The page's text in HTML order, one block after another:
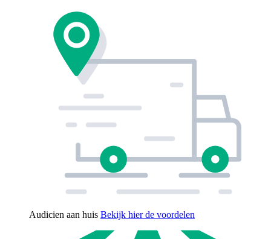
Audicien aan huis Bekijk hier de voordelen